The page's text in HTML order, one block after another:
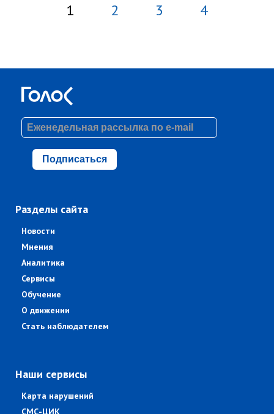
1 2 3 4
Подписаться
Разделы сайта
Новости
Мнения
Аналитика
Сервисы
Обучение
О движении
Стать наблюдателем
Наши сервисы
Карта нарушений
СМС-ЦИК